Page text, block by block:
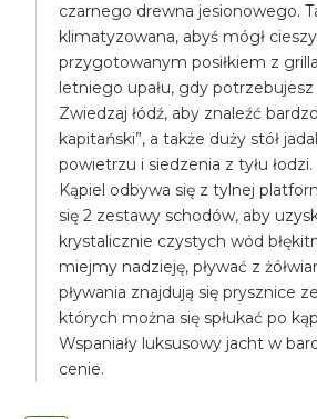
czarnego drewna jesionowego.
klimatyzowana, abyś mógł
przygotowanym posiłkiem z
letniego upału, gdy potrzebujesz
Zwiedzaj łódź, aby znaleźć
kapitański”, a także duży stół
powietrzu i siedzenia z tyłu łodzi.
Kąpiel odbywa się z tylnej
się 2 zestawy schodów, aby
krystalicznie czystych wód
miejmy nadzieję, pływać z
pływania znajdują się prysznice
których można się spłukać po
Wspaniały luksusowy jacht w
cenie.